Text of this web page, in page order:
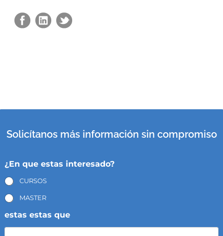
Solicítanos más información sin compromiso
¿En que estas interesado?
CURSOS
MASTER
estas estas que